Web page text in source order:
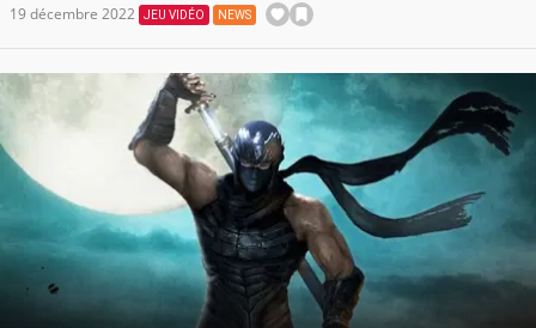
19 décembre 2022 JEU VIDÉO NEWS